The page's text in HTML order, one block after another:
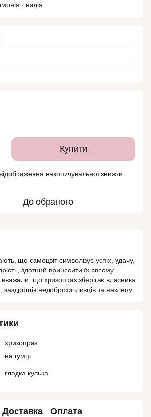
· надія
Купити
накопичувальної знижки
До обраного
що самоцвіт символізує успіх, удачу,
здатний приносити їх своєму
що хризопраз зберігає власника
заздрощів недоброзичливців та наклепу
хризопраз
на гумці
гладка кулька
Доставка Оплата